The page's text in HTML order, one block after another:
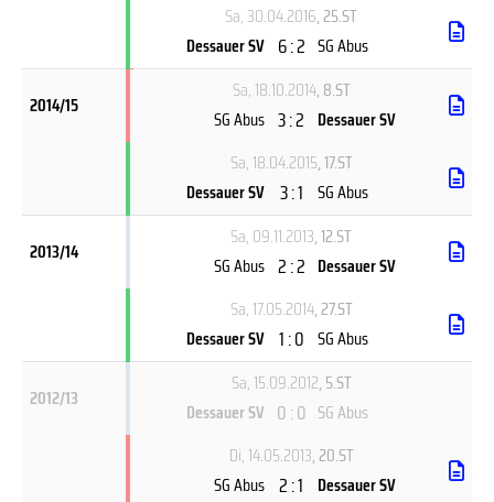
Sa, 30.04.2016, 25.ST
Dessauer SV 6 : 2 SG Abus
2014/15
Sa, 18.10.2014, 8.ST
SG Abus 3 : 2 Dessauer SV
Sa, 18.04.2015, 17.ST
Dessauer SV 3 : 1 SG Abus
2013/14
Sa, 09.11.2013, 12.ST
SG Abus 2 : 2 Dessauer SV
Sa, 17.05.2014, 27.ST
Dessauer SV 1 : 0 SG Abus
2012/13
Sa, 15.09.2012, 5.ST
Dessauer SV 0 : 0 SG Abus
Di, 14.05.2013, 20.ST
SG Abus 2 : 1 Dessauer SV